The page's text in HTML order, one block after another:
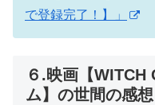
で登録完了！】」
６.映画【WITCH
ム】の世間の感